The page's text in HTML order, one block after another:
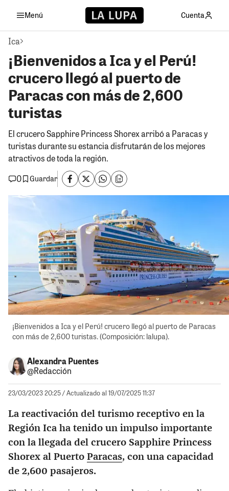
Menú Cuenta
Ica
¡Bienvenidos a Ica y el Perú!
crucero llegó al puerto de
Paracas con más de 2,600
turistas
El crucero Sapphire Princess Shorex arribó a Paracas y
turistas durante su estancia disfrutarán de los mejores
atractivos de toda la región.
0
Guardar
¡Bienvenidos a Ica y el Perú! crucero llegó al puerto de Paracas
con más de 2,600 turistas. (Composición: lalupa).
Alexandra Puentes
@Redacción
23/03/2023 20:25/ Actualizado al 19/07/2025 11:37
La reactivación del turismo receptivo en la
Región Ica ha tenido un impulso importante
con la llegada del crucero Sapphire Princess
Shorex al Puerto Paracas, con una capacidad
de 2,600 pasajeros.